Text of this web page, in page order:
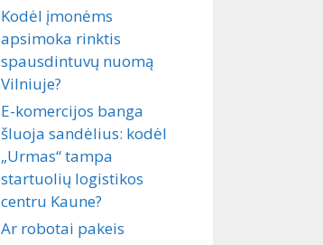
Kodėl įmonėms
apsimoka rinktis
spausdintuvų nuomą
Vilniuje?
E-komercijos banga
šluoja sandėlius: kodėl
„Urmas“ tampa
startuolių logistikos
centru Kaune?
Ar robotai pakeis